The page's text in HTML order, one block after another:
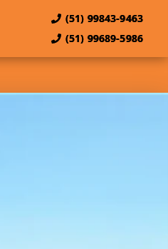
(51) 99843-9463
(51) 99689-5986